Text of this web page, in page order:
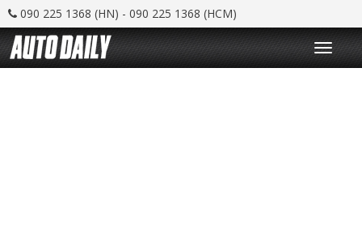
090 225 1368 (HN) - 090 225 1368 (HCM)
T
o
g